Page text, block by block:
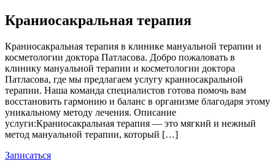
Краниосакральная терапия
Краниосакральная терапия в клинике мануальной терапии и
косметологии доктора Патласова. Добро пожаловать в
клинику мануальной терапии и косметологии доктора
Патласова, где мы предлагаем услугу краниосакральной
терапии. Наша команда специалистов готова помочь вам
восстановить гармонию и баланс в организме благодаря этому
уникальному методу лечения. Описание
услуги:Краниосакральная терапия — это мягкий и нежный
метод мануальной терапии, который […]
Записаться